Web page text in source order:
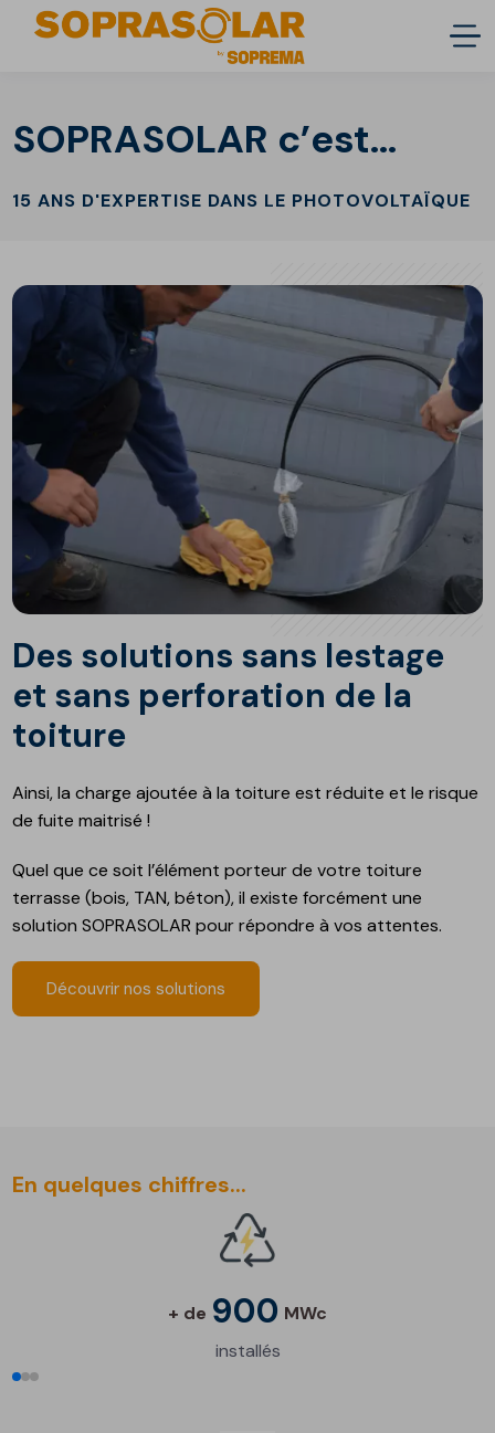
SOPRASOLAR c’est…
15 ANS D'EXPERTISE DANS LE PHOTOVOLTAÏQUE
Des solutions sans lestage
et sans perforation de la
toiture
Ainsi, la charge ajoutée à la toiture est réduite et le risque
de fuite maitrisé !
Quel que ce soit l’élément porteur de votre toiture
terrasse (bois, TAN, béton), il existe forcément une
solution SOPRASOLAR pour répondre à vos attentes.
Découvrir nos solutions
En quelques chiffres...
+ de 900 MWc
installés